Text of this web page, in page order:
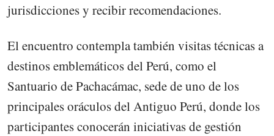
jurisdicciones y recibir recomendaciones.
El encuentro contempla también visitas técnicas a
destinos emblemáticos del Perú, como el
Santuario de Pachacámac, sede de uno de los
principales oráculos del Antiguo Perú, donde los
participantes conocerán iniciativas de gestión